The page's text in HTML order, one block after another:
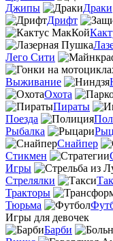
Джипы
Драки
Дрифт
Лего Сити
Выживание
Охота
Пираты
Поезда
Рыбалка
Снайпер
Стикмен
Игры
Стрелялки
Тракторы
Тюрьма
Игры для девочек
Барби